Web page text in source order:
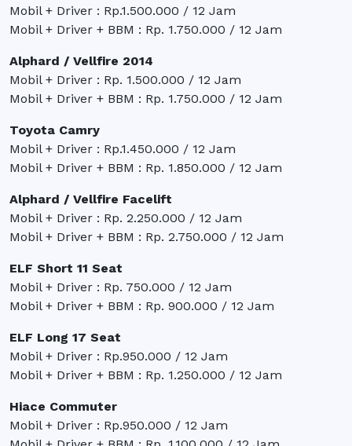
Mobil + Driver : Rp.1.500.000 / 12 Jam
Mobil + Driver + BBM : Rp. 1.750.000 / 12 Jam
Alphard / Vellfire 2014
Mobil + Driver : Rp. 1.500.000 / 12 Jam
Mobil + Driver + BBM : Rp. 1.750.000 / 12 Jam
Toyota Camry
Mobil + Driver : Rp.1.450.000 / 12 Jam
Mobil + Driver + BBM : Rp. 1.850.000 / 12 Jam
Alphard / Vellfire Facelift
Mobil + Driver : Rp. 2.250.000 / 12 Jam
Mobil + Driver + BBM : Rp. 2.750.000 / 12 Jam
ELF Short 11 Seat
Mobil + Driver : Rp. 750.000 / 12 Jam
Mobil + Driver + BBM : Rp. 900.000 / 12 Jam
ELF Long 17 Seat
Mobil + Driver : Rp.950.000 / 12 Jam
Mobil + Driver + BBM : Rp. 1.250.000 / 12 Jam
Hiace Commuter
Mobil + Driver : Rp.950.000 / 12 Jam